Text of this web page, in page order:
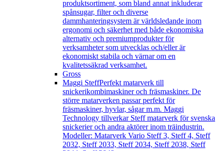
produktsortiment, som bland annat inkluderar
spånsugar, filter och diverse
dammhanteringsystem är världsledande inom
ergonomi och säkerhet med både ekonomiska
alternativ och premiumprodukter för
verksamheter som utvecklas och/eller är
ekonomiskt stabila och värnar om en
kvalitetssäkrad verksamhet.
Gross
Maggi SteffPerfekt matarverk till
snickerikombimaskiner och fräsmaskiner. De
större matarverken passar perfekt för
fräsmaskiner, hyvlar, sågar m.m. Maggi
Technology tillverkar Steff matarverk för svenska
snickerier och andra aktörer inom träindustrin.
Modeller: Matarverk Vario Steff 3, Steff 4, Steff
2032, Steff 2033, Steff 2034, Steff 2038, Steff